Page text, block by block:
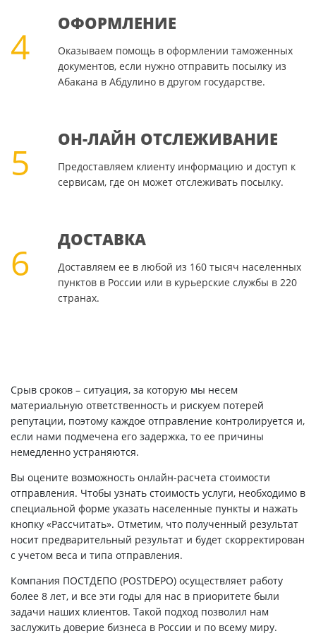
4
ОФОРМЛЕНИЕ
Оказываем помощь в оформлении таможенных
документов, если нужно отправить посылку из
Абакана в Абдулино в другом государстве.
5
ОН-ЛАЙН ОТСЛЕЖИВАНИЕ
Предоставляем клиенту информацию и доступ к
сервисам, где он может отслеживать посылку.
6
ДОСТАВКА
Доставляем ее в любой из 160 тысяч населенных
пунктов в России или в курьерские службы в 220
странах.
Срыв сроков – ситуация, за которую мы несем
материальную ответственность и рискуем потерей
репутации, поэтому каждое отправление контролируется и,
если нами подмечена его задержка, то ее причины
немедленно устраняются.
Вы оцените возможность онлайн-расчета стоимости
отправления. Чтобы узнать стоимость услуги, необходимо в
специальной форме указать населенные пункты и нажать
кнопку «Рассчитать». Отметим, что полученный результат
носит предварительный результат и будет скорректирован
с учетом веса и типа отправления.
Компания ПОСТДЕПО (POSTDEPO) осуществляет работу
более 8 лет, и все эти годы для нас в приоритете были
задачи наших клиентов. Такой подход позволил нам
заслужить доверие бизнеса в России и по всему миру.